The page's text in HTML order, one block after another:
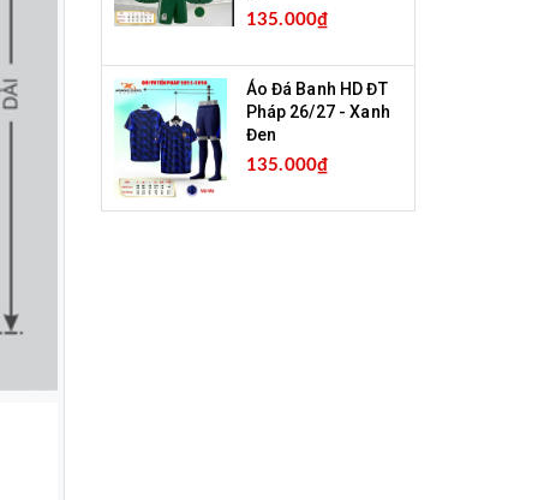
135.000₫
Áo Đá Banh HD ĐT
Pháp 26/27 - Xanh
Đen
135.000₫